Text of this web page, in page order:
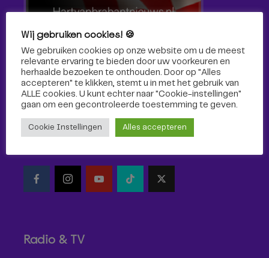
Volg ons!
Volg Omroep Tilburg niet alleen hier, maar ook via social
Radio & TV
Wij gebruiken cookies! 🍪
We gebruiken cookies op onze website om u de meest
relevante ervaring te bieden door uw voorkeuren en
herhaalde bezoeken te onthouden. Door op "Alles
accepteren" te klikken, stemt u in met het gebruik van
ALLE cookies. U kunt echter naar "Cookie-instellingen"
gaan om een ​​gecontroleerde toestemming te geven.
Cookie Instellingen Alles accepteren